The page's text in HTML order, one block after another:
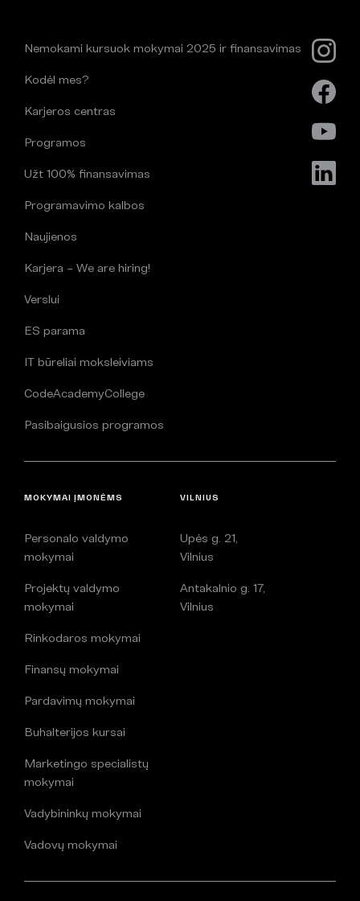
Nemokami kursuok mokymai 2025 ir finansavimas
Kodėl mes?
Karjeros centras
Programos
Užt 100% finansavimas
Programavimo kalbos
Naujienos
Karjera – We are hiring!
Verslui
ES parama
IT būreliai moksleiviams
CodeAcademyCollege
Pasibaigusios programos
MOKYMAI ĮMONĖMS
Personalo valdymo
mokymai
Projektų valdymo
mokymai
Rinkodaros mokymai
Finansų mokymai
Pardavimų mokymai
Buhalterijos kursai
Marketingo specialistų
mokymai
Vadybininkų mokymai
Vadovų mokymai
VILNIUS
Upės g. 21,
Vilnius
Antakalnio g. 17,
Vilnius